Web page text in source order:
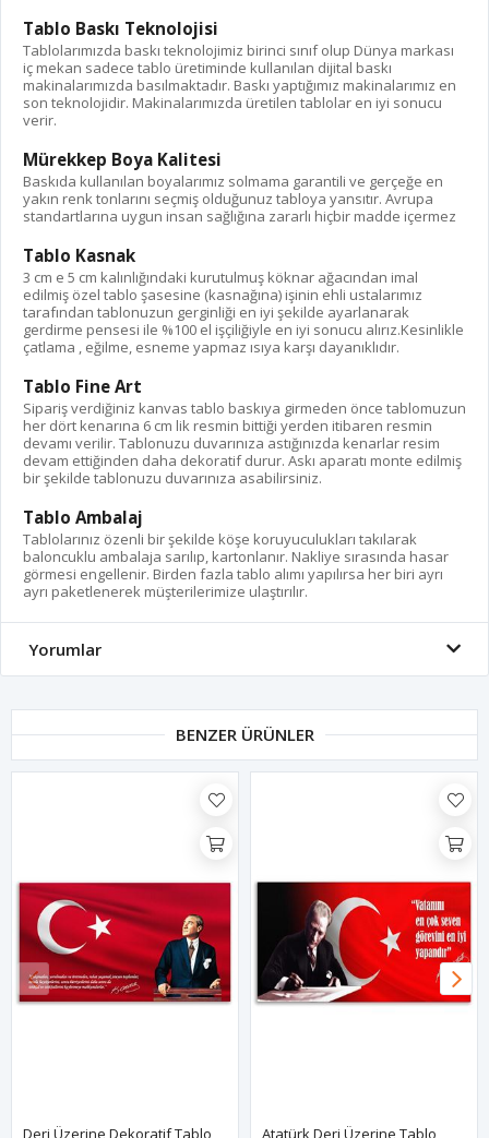
Tablo Baskı Teknolojisi
Tablolarımızda baskı teknolojimiz birinci sınıf olup Dünya markası
iç mekan sadece tablo üretiminde kullanılan dijital baskı
makinalarımızda basılmaktadır. Baskı yaptığımız makinalarımız en
son teknolojidir. Makinalarımızda üretilen tablolar en iyi sonucu
verir.
Mürekkep Boya Kalitesi
Baskıda kullanılan boyalarımız solmama garantili ve gerçeğe en
yakın renk tonlarını seçmiş olduğunuz tabloya yansıtır. Avrupa
standartlarına uygun insan sağlığına zararlı hiçbir madde içermez
Tablo Kasnak
3 cm e 5 cm kalınlığındaki kurutulmuş köknar ağacından imal
edilmiş özel tablo şasesine (kasnağına) işinin ehli ustalarımız
tarafından tablonuzun gerginliği en iyi şekilde ayarlanarak
gerdirme pensesi ile %100 el işçiliğiyle en iyi sonucu alırız.Kesinlikle
çatlama , eğilme, esneme yapmaz ısıya karşı dayanıklıdır.
Tablo Fine Art
Sipariş verdiğiniz kanvas tablo baskıya girmeden önce tablomuzun
her dört kenarına 6 cm lik resmin bittiği yerden itibaren resmin
devamı verilir. Tablonuzu duvarınıza astığınızda kenarlar resim
devam ettiğinden daha dekoratif durur. Askı aparatı monte edilmiş
bir şekilde tablonuzu duvarınıza asabilirsiniz.
Tablo Ambalaj
Tablolarınız özenli bir şekilde köşe koruyuculukları takılarak
baloncuklu ambalaja sarılıp, kartonlanır. Nakliye sırasında hasar
görmesi engellenir. Birden fazla tablo alımı yapılırsa her biri ayrı
ayrı paketlenerek müşterilerimize ulaştırılır.
Yorumlar
BENZER ÜRÜNLER
Deri Üzerine Dekoratif Tablo Atatürk Deri Üzerine Tablo